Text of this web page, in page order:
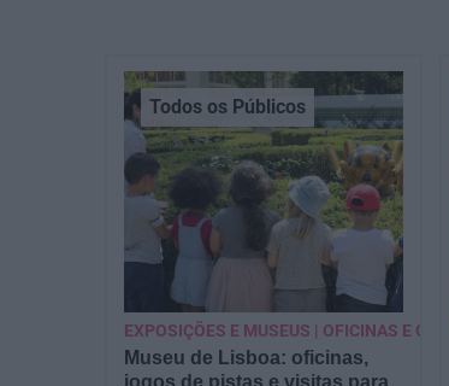
Museu de Lisboa: oficinas,
jogos de pistas e visitas para
Todos os Públicos
EXPOSIÇÕES E MUSEUS | OFICINAS E